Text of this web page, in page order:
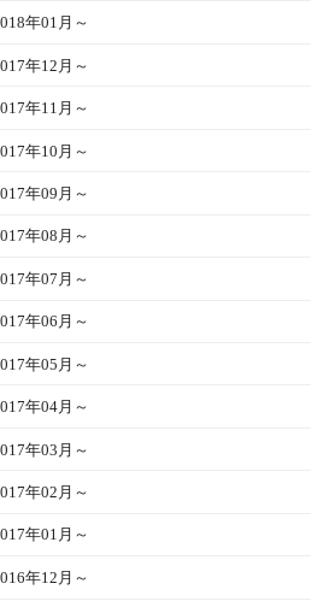
年01月～
年12月～
年11月～
年10月～
年09月～
年08月～
年07月～
年06月～
年05月～
年04月～
年03月～
年02月～
年01月～
年12月～